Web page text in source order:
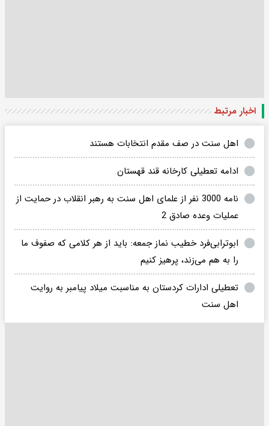
اخبار مرتبط
اهل سنت در صف مقدم انتخابات هستند
ادامه تعطیلی کارخانه قند قهستان
نامه 3000 نفر از علمای اهل سنت به رهبر انقلاب در حمایت از
عملیات وعده صادق 2
ابوترابی‌فرد خطیب نماز جمعه: باید از هر کلامی که صفوف ما
را به هم می‌زند، پرهیز کنیم
تعطیلی ادارات کردستان به مناسبت میلاد پیامبر به روایت
اهل سنت